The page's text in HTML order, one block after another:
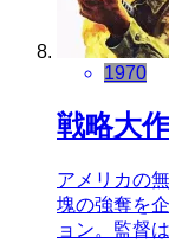
1970
戦略大
アメリカの
塊の強奪を
ョン。監督